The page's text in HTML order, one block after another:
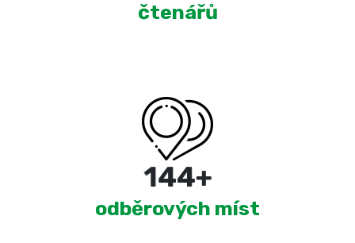
čtenářů
220+
odběrových míst